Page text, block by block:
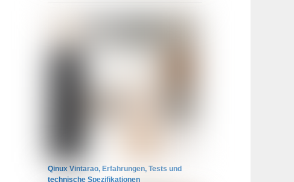
Qinux Vintarao, Erfahrungen, Tests und
technische Spezifikationen